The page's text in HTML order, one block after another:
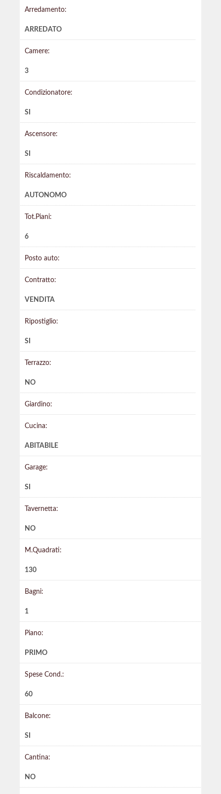
Arredamento:
ARREDATO
Camere:
3
Condizionatore:
SI
Ascensore:
SI
Riscaldamento:
AUTONOMO
Tot.Piani:
6
Posto auto:
Contratto:
VENDITA
Ripostiglio:
SI
Terrazzo:
NO
Giardino:
Cucina:
ABITABILE
Garage:
SI
Tavernetta:
NO
M.Quadrati:
130
Bagni:
1
Piano:
PRIMO
Spese Cond.:
60
Balcone:
SI
Cantina:
NO